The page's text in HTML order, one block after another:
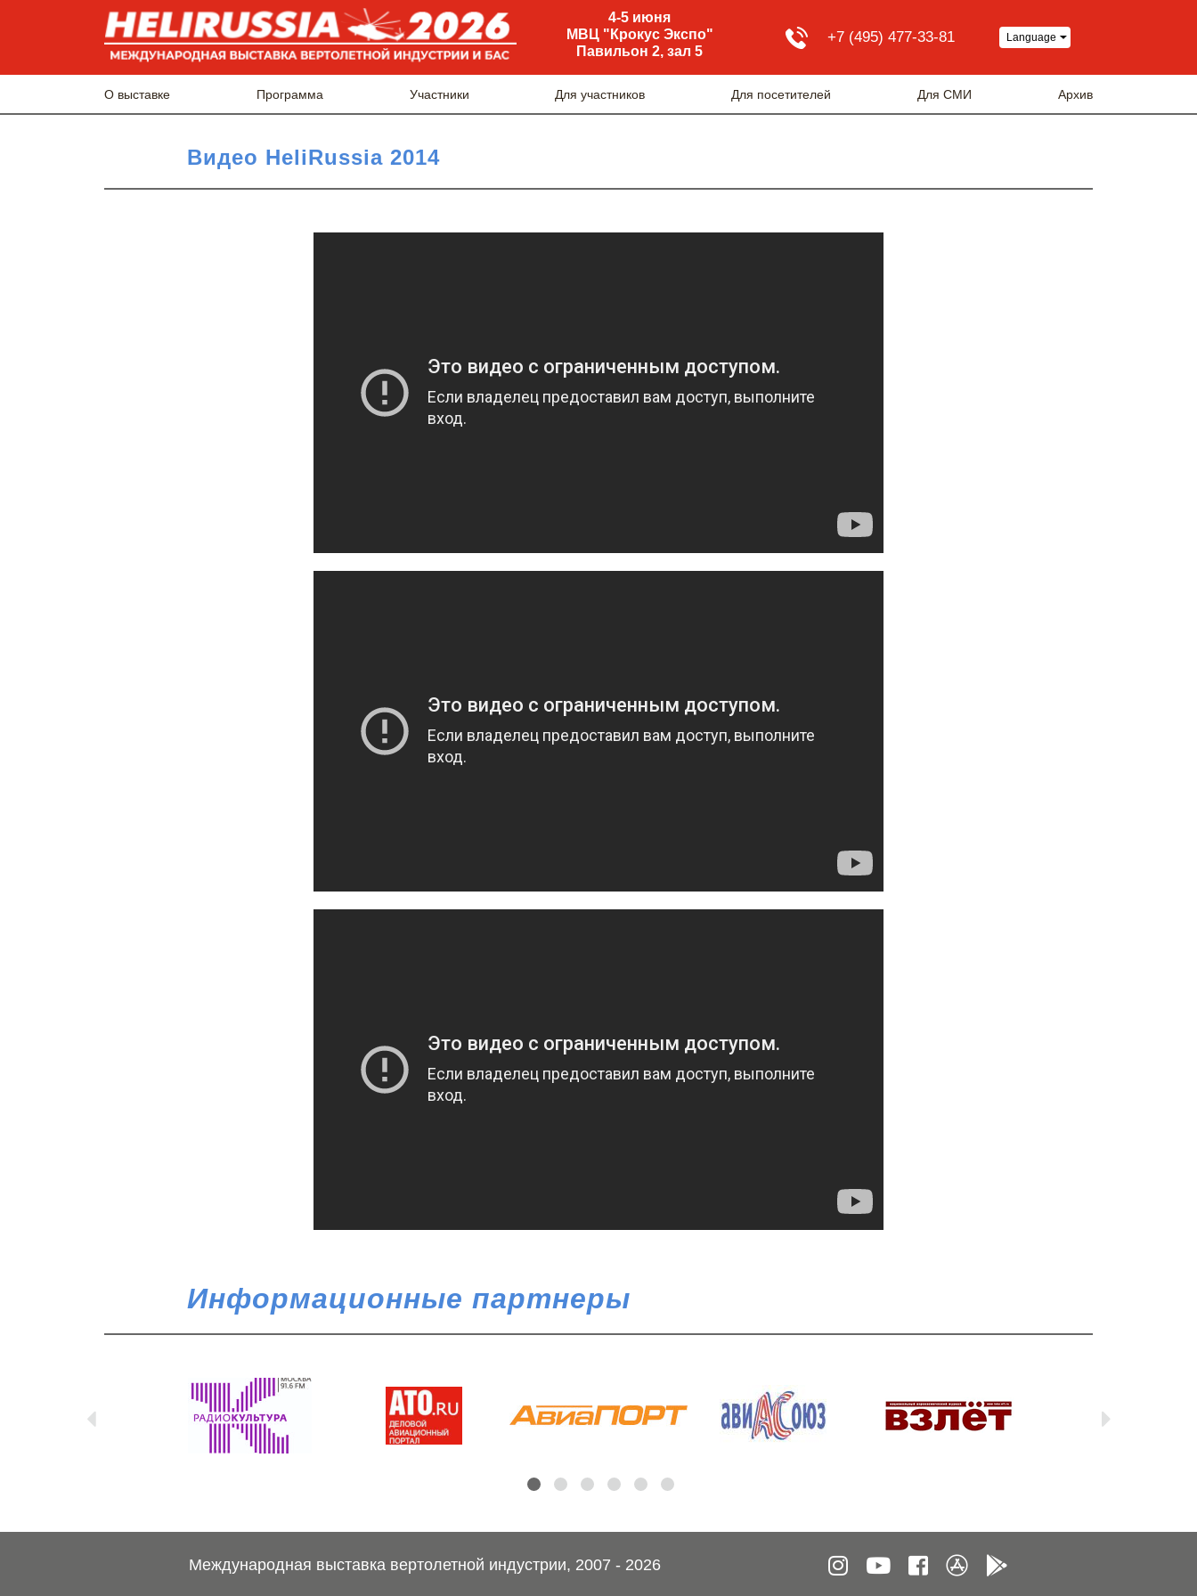
4-5 июня
МВЦ "Крокус Экспо"
Павильон 2, зал 5
+7 (495) 477-33-81 Language
О выставке Программа Участники Для участников Для посетителей Для СМИ Архив
Видео HeliRussia 2014
Информационные партнеры
Международная выставка вертолетной индустрии, 2007 - 2026